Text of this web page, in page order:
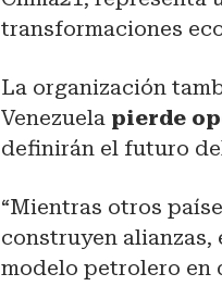
transformaciones
La organización
Venezuela pierde
definirán el futuro
“Mientras otros
construyen alianzas,
modelo petrolero en